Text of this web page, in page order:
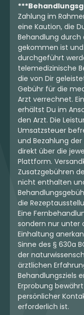
Zahlung im
eine Kaution, die
Behandlung durch
gekommen ist
durchgeführt
telemedizinische
die von Dir
Gebühr für die
Arzt verrechnet.
erhältst Du im
den Arzt. Die
Umsatzsteuer
und Bezahlung
direkt über die
Plattform.
Zusatzgebühren
nicht enthalten
die
Eine
sondern nur unter
Einhaltung
Sinne des § 630a
der
ärztlichen
Behandlungsziels
Erprobung
persönlicher
erforderlich ist.